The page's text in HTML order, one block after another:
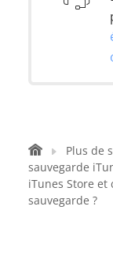
Plus de
sauvegarde
iTunes Store
sauvegarde ?